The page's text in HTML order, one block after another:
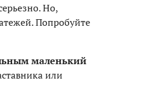
Но,
Попробуйте
маленький
или